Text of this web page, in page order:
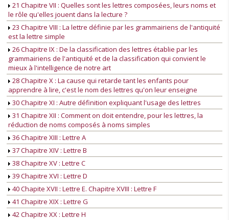
21 Chapitre VII : Quelles sont les lettres composées, leurs noms et
le rôle qu'elles jouent dans la lecture ?
23 Chapitre VIII : La lettre définie par les grammairiens de l'antiquité
est la lettre simple
26 Chapitre IX : De la classification des lettres établie par les
grammairiens de l'antiquité et de la classification qui convient le
mieux à l'intelligence de notre art
28 Chapitre X : La cause qui retarde tant les enfants pour
apprendre à lire, c'est le nom des lettres qu'on leur enseigne
30 Chapitre XI : Autre définition expliquant l'usage des lettres
31 Chapitre XII : Comment on doit entendre, pour les lettres, la
réduction de noms composés à noms simples
36 Chapitre XIII : Lettre A
37 Chapitre XIV : Lettre B
38 Chapitre XV : Lettre C
39 Chapitre XVI : Lettre D
40 Chapite XVII : Lettre E. Chapitre XVIII : Lettre F
41 Chapitre XIX : Lettre G
42 Chapitre XX : Lettre H